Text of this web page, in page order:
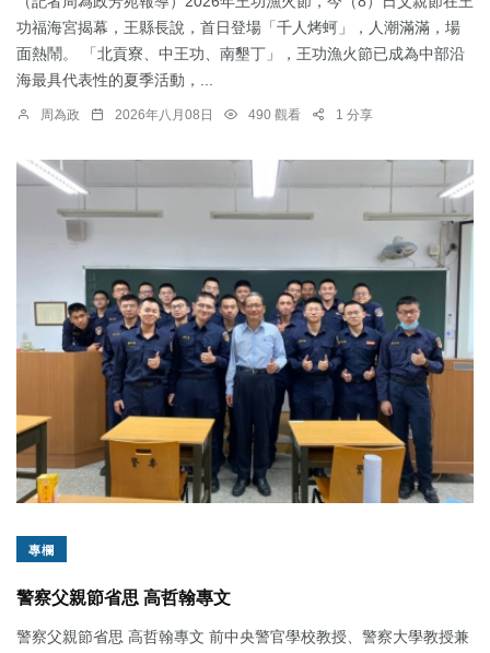
功福海宮揭幕，王縣長說，首日登場「千人烤蚵」，人潮滿滿，場
面熱鬧。 「北貢寮、中王功、南墾丁」，王功漁火節已成為中部沿
海最具代表性的夏季活動，...
周為政 2026年八月08日 490 觀看 1 分享
專欄
警察父親節省思 高哲翰專文
警察父親節省思 高哲翰專文 前中央警官學校教授、警察大學教授兼